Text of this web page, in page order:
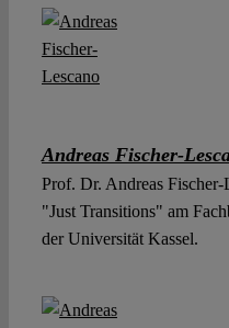
Andreas Fischer-
Prof. Dr. Andreas Fischer-
"Just Transitions" am
der Universität Kassel.